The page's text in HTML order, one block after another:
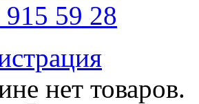
59 28
нет товаров.